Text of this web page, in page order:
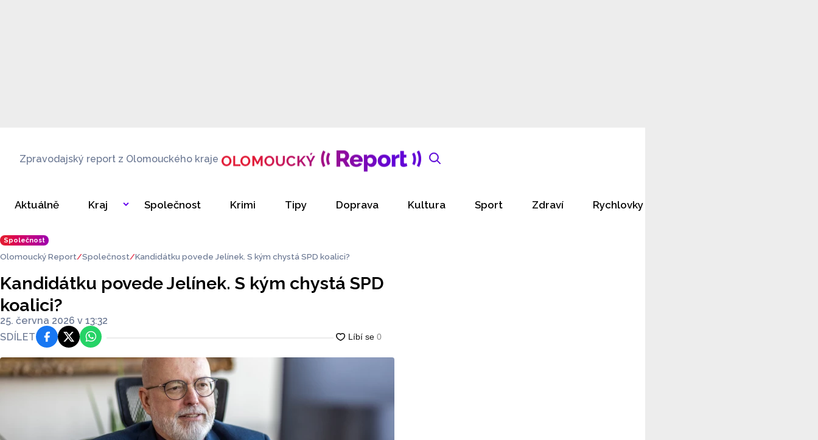
Zpravodajský report z Olomouckého kraje
Aktuálně Kraj Společnost Krimi Tipy Doprava Kultura Sport Zdraví Rychlovky
Společnost
Olomoucký Report Společnost Kandidátku povede Jelínek. S kým chystá SPD koalici?
Kandidátku povede Jelínek. S kým chystá SPD
koalici?
25. června 2026 v 13:32
SDÍLET
FacebookPlatforma X
WhatsApp